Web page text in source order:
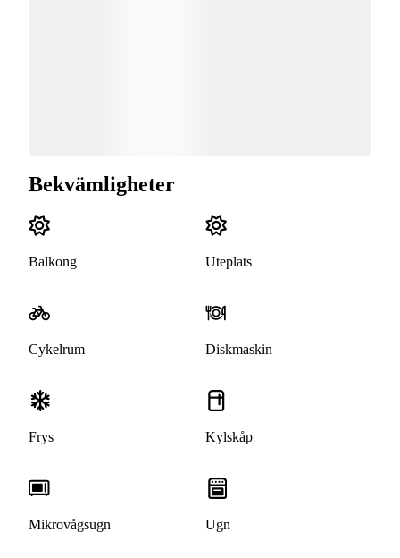
Bekvämligheter
Balkong Uteplats
Cykelrum Diskmaskin
Frys Kylskåp
Mikrovågsugn Ugn